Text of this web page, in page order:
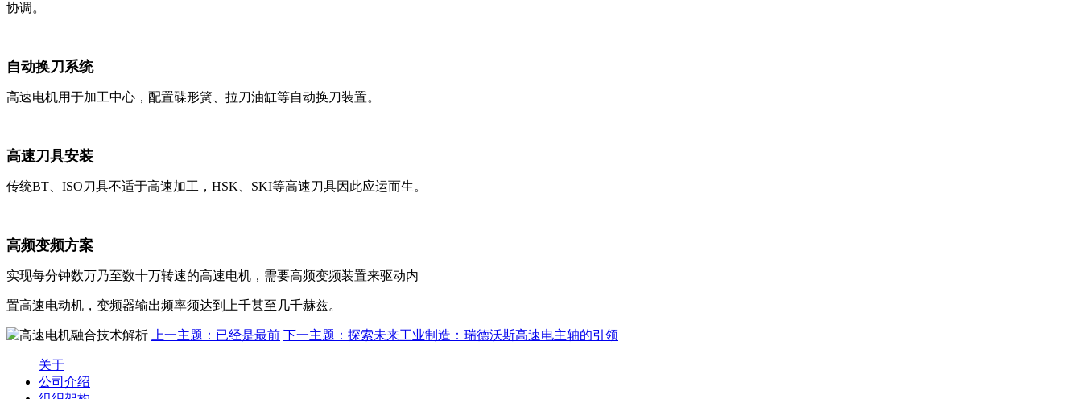
协调。
自动换刀系统
高速电机用于加工中心，配置碟形簧、拉刀油缸等自动换刀装置。
高速刀具安装
传统BT、ISO刀具不适于高速加工，HSK、SKI等高速刀具因此应运而生。
高频变频方案
实现每分钟数万乃至数十万转速的高速电机，需要高频变频装置来驱动内
置高速电动机，变频器输出频率须达到上千甚至几千赫兹。
上一主题：已经是最前 下一主题：探索未来工业制造：瑞德沃斯高速电主轴的引领
关于
公司介绍